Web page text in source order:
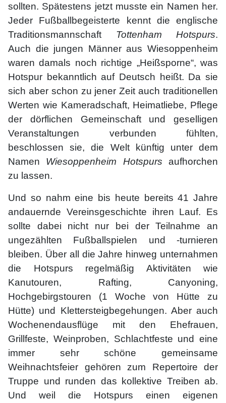
sollten. Spätestens jetzt musste ein Namen her.
Jeder Fußballbegeisterte kennt die englische
Traditionsmannschaft Tottenham Hotspurs.
Auch die jungen Männer aus Wiesoppenheim
waren damals noch richtige „Heißsporne“, was
Hotspur bekanntlich auf Deutsch heißt. Da sie
sich aber schon zu jener Zeit auch traditionellen
Werten wie Kameradschaft, Heimatliebe, Pflege
der dörflichen Gemeinschaft und geselligen
Veranstaltungen verbunden fühlten,
beschlossen sie, die Welt künftig unter dem
Namen Wiesoppenheim Hotspursaufhorchen
zu lassen.
Und so nahm eine bis heute bereits 41 Jahre
andauernde Vereinsgeschichte ihren Lauf. Es
sollte dabei nicht nur bei der Teilnahme an
ungezählten Fußballspielen und -turnieren
bleiben. Über all die Jahre hinweg unternahmen
die Hotspurs regelmäßig Aktivitäten wie
Kanutouren, Rafting, Canyoning,
Hochgebirgstouren (1 Woche von Hütte zu
Hütte) und Klettersteigbegehungen. Aber auch
Wochenendausflüge mit den Ehefrauen,
Grillfeste, Weinproben, Schlachtfeste und eine
immer sehr schöne gemeinsame
Weihnachtsfeier gehören zum Repertoire der
Truppe und runden das kollektive Treiben ab.
Und weil die Hotspurs einen eigenen